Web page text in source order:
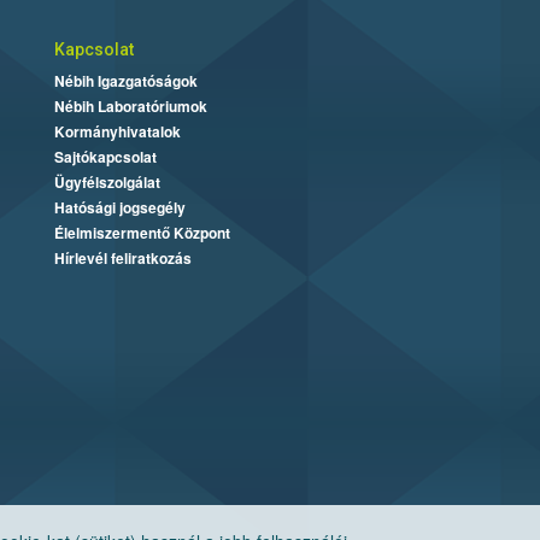
Kapcsolat
Nébih Igazgatóságok
Nébih Laboratóriumok
Kormányhivatalok
Sajtókapcsolat
Ügyfélszolgálat
Hatósági jogsegély
Élelmiszermentő Központ
Hírlevél feliratkozás